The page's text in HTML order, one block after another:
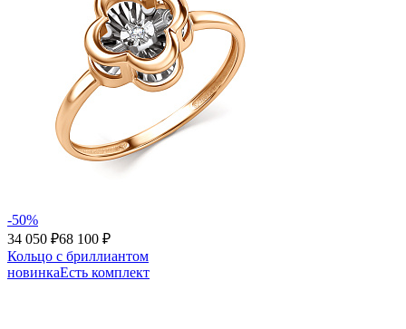
-50%
34 050 ₽68 100 ₽
Кольцо с бриллиантом
новинкаЕсть комплект